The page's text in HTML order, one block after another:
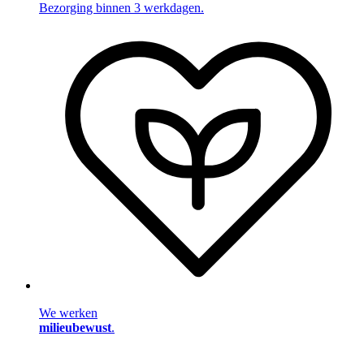
Bezorging binnen 3 werkdagen.
We werken
milieubewust.